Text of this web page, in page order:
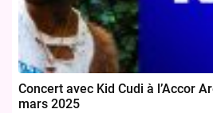
Concert avec Kid Cudi à l’Accor
mars 2025